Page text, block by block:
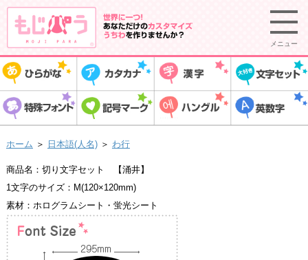
メニュー
ホーム ＞ 日本語(人名) ＞ わ行
商品名：切り文字セット 【涌井】
1文字のサイズ：M(120×120mm)
素材：ホログラムシート・蛍光シート